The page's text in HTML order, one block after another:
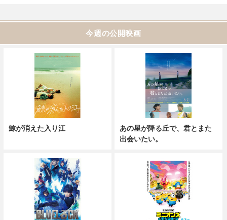
今週の公開映画
鯨が消えた入り江
あの星が降る丘で、君とまた
出会いたい。